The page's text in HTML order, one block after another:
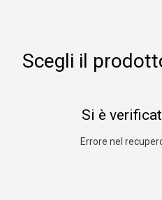
Scegli il
Si è
Errore nel